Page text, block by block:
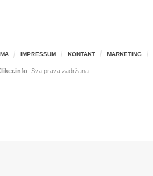
IMPRESSUM KONTAKT MARKETING
. Sva prava zadržana.